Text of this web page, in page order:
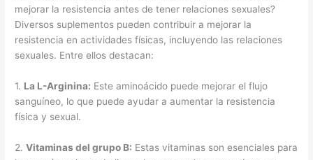
mejorar la resistencia antes de tener relaciones sexuales?
Diversos suplementos pueden contribuir a mejorar la
resistencia en actividades físicas, incluyendo las relaciones
sexuales. Entre ellos destacan:
1. La L-Arginina: Este aminoácido puede mejorar el flujo
sanguíneo, lo que puede ayudar a aumentar la resistencia
física y sexual.
2.Vitaminas del grupo B: Estas vitaminas son esenciales para